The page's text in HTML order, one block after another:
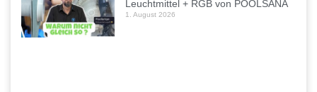
Leuchtmittel + RGB von POOLSANA
1. August 2026